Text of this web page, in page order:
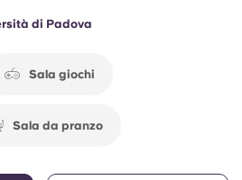
di Padova
Sala giochi
Sala da pranzo